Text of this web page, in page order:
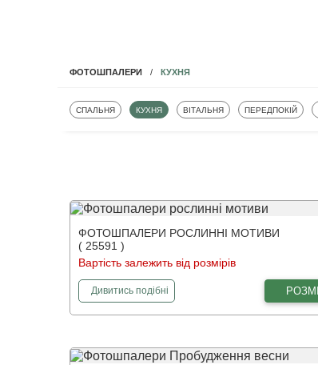
ФОТОШПАЛЕРИ КУХНЯ
ФОТОШПАЛЕРИ
СПАЛЬНЯ ФОТОШПАЛЕРИ
КУХНЯ ФОТОШПАЛЕРИ
ВІТАЛЬНЯ ФОТОШПАЛЕРИ
ПЕРЕДПОКІЙ
ФОТОШПАЛЕРИ РОСЛИННІ МОТИВИ
( 25591 )
Вартість залежить від розмірів
Дивитисьфотошпалери
подібні